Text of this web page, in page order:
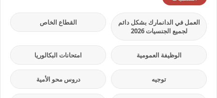
العمل في الدانمارك بشكل دائم
لجميع الجنسيات 2026
القطاع الخاص
الوظيفة العمومية امتحانات البكالوريا
توجيه دروس محو الأمية